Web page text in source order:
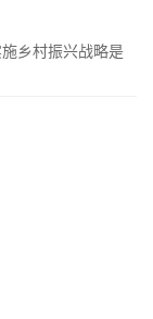
乡村振兴战略是